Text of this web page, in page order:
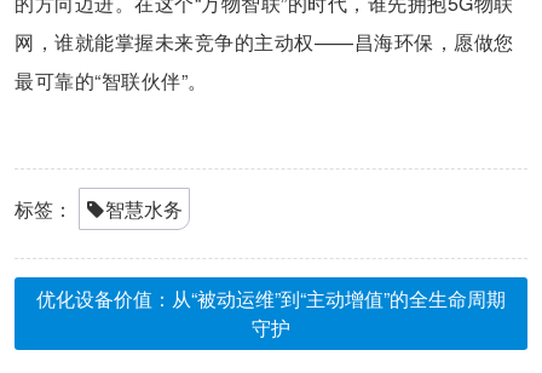
网，谁就能掌握未来竞争的主动权——昌海环保，愿做您
最可靠的“智联伙伴”。
标签： 智慧水务
优化设备价值：从“被动运维”到“主动增值”的全生命周期
守护